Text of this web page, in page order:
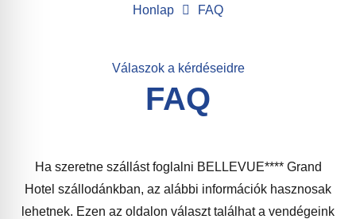
Honlap FAQ
Válaszok a kérdéseidre
FAQ
Ha szeretne szállást foglalni BELLEVUE**** Grand
Hotel szállodánkban, az alábbi információk hasznosak
lehetnek. Ezen az oldalon választ találhat a vendégeink